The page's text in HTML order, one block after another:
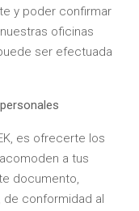
y poder confirmar
oficinas
ser efectuada
es ofrecerte los
a tus
documento,
de conformidad al